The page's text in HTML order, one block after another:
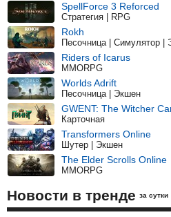
SpellForce 3 Reforced
Стратегия | RPG
Rokh
Песочница | Симулятор
Riders of Icarus
MMORPG
Worlds Adrift
Песочница | Экшен
GWENT: The Witcher
Карточная
Transformers Online
Шутер | Экшен
The Elder Scrolls Online
MMORPG
Новости в тренде за сутки